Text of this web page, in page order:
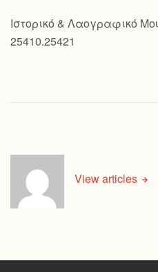
Ιστορικό & Λαογραφικό
25410.25421
View articles